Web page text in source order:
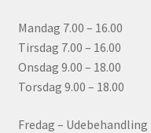
Mandag 7.00 – 16.00
Tirsdag 7.00 – 16.00
Onsdag 9.00 – 18.00
Torsdag 9.00 – 18.00
Fredag – Udebehandling